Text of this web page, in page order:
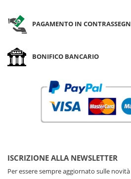
PAGAMENTO IN
BONIFICO BANCARIO
ISCRIZIONE ALLA NEWSLETTER
Per essere sempre aggiornato sulle